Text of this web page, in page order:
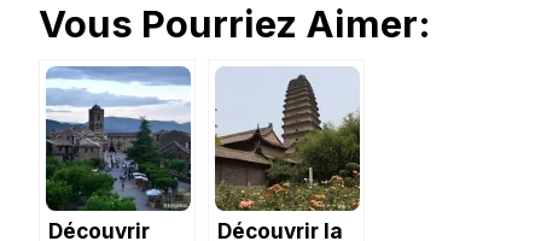
Vous Pourriez Aimer:
Découvrir
Découvrir la